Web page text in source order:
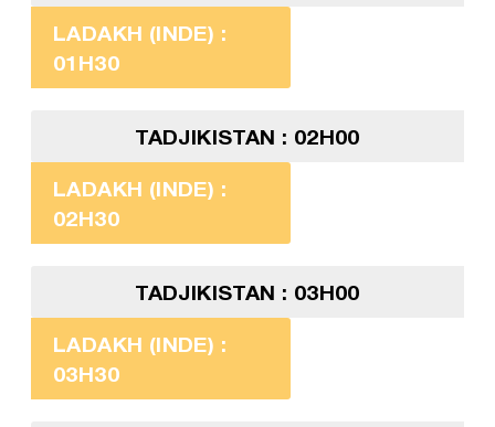
LADAKH (INDE) :
01H30
TADJIKISTAN : 02H00
LADAKH (INDE) :
02H30
TADJIKISTAN : 03H00
LADAKH (INDE) :
03H30